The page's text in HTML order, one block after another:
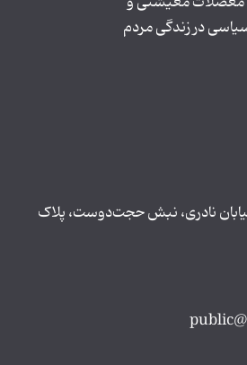
در زندگی مردم
نادری، نبش حجت‌دوست، پلاک